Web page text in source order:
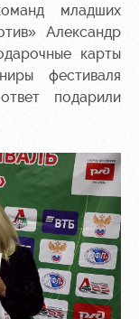
младших
Александр
карты
фестиваля
подарили